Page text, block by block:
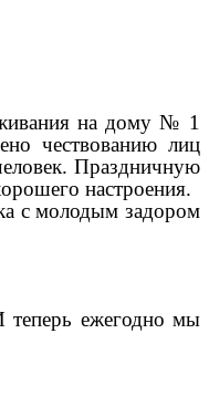
на дому № 1
чествованию лиц
Праздничную
настроения.
с молодым задором
теперь ежегодно мы